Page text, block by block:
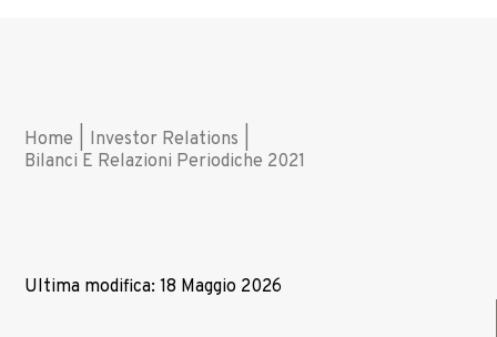
Home Investor Relations
Bilanci E Relazioni Periodiche 2021
Ultima modifica: 18 Maggio 2026